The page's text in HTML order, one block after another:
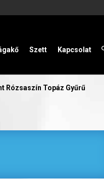
Szett Kapcsolat
Rózsaszín Topáz Gyűrű